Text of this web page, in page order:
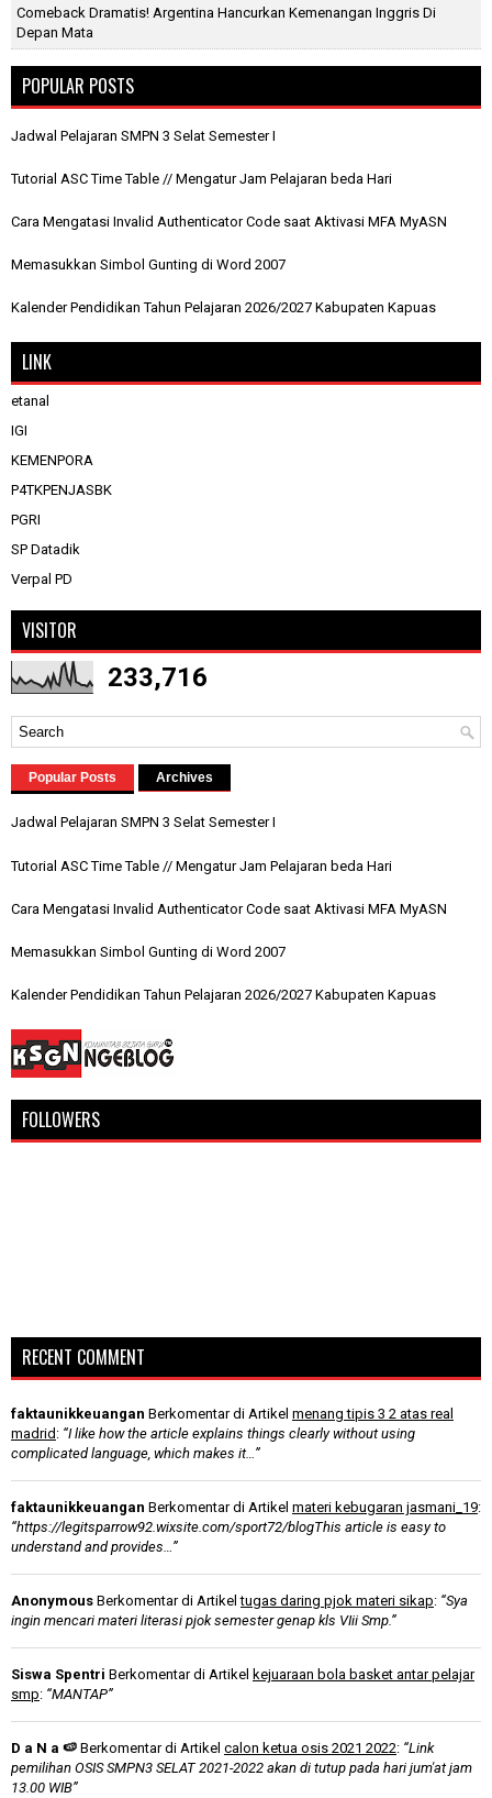
Comeback Dramatis! Argentina Hancurkan Kemenangan Inggris Di
Depan Mata
POPULAR POSTS
Jadwal Pelajaran SMPN 3 Selat Semester I
Tutorial ASC Time Table // Mengatur Jam Pelajaran beda Hari
Cara Mengatasi Invalid Authenticator Code saat Aktivasi MFA MyASN
Memasukkan Simbol Gunting di Word 2007
Kalender Pendidikan Tahun Pelajaran 2026/2027 Kabupaten Kapuas
LINK
etanal
IGI
KEMENPORA
P4TKPENJASBK
PGRI
SP Datadik
Verpal PD
VISITOR
233,716
Popular Posts Archives
Jadwal Pelajaran SMPN 3 Selat Semester I
Tutorial ASC Time Table // Mengatur Jam Pelajaran beda Hari
Cara Mengatasi Invalid Authenticator Code saat Aktivasi MFA MyASN
Memasukkan Simbol Gunting di Word 2007
Kalender Pendidikan Tahun Pelajaran 2026/2027 Kabupaten Kapuas
FOLLOWERS
RECENT COMMENT
faktaunikkeuangan Berkomentar di Artikel menang tipis 3 2 atas real
madrid : “I like how the article explains things clearly without using
complicated language, which makes it…”
faktaunikkeuangan Berkomentar di Artikel materi kebugaran jasmani_19:
“https://legitsparrow92.wixsite.com/sport72/blogThis article is easy to
understand and provides…”
Anonymous Berkomentar di Artikeltugas daring pjok materi sikap: “Sya
ingin mencari materi literasi pjok semester genap kls VIii Smp.”
Siswa Spentri Berkomentar di Artikel kejuaraan bola basket antar pelajar
smp: “MANTAP”
D a N a 🍉 Berkomentar di Artikel calon ketua osis 2021 2022: “Link
pemilihan OSIS SMPN3 SELAT 2021-2022 akan di tutup pada hari jum'at jam
13.00 WIB”